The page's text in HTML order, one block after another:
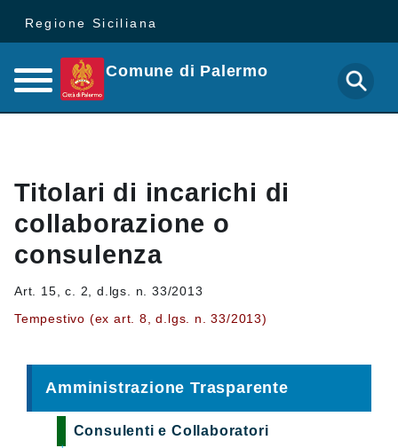
Regione Siciliana
Comune di Palermo
Titolari di incarichi di
collaborazione o
consulenza
Art. 15, c. 2, d.lgs. n. 33/2013
Tempestivo (ex art. 8, d.lgs. n. 33/2013)
Amministrazione Trasparente
Consulenti e Collaboratori